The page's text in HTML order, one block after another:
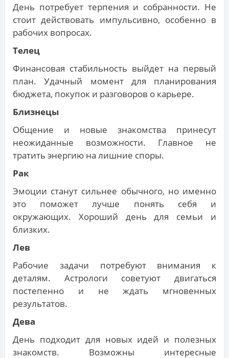
День потребует терпения и собранности. Не
стоит действовать импульсивно, особенно в
рабочих вопросах.
Телец
Финансовая стабильность выйдет на первый
план. Удачный момент для планирования
бюджета, покупок и разговоров о карьере.
Близнецы
Общение и новые знакомства принесут
неожиданные возможности. Главное не
тратить энергию на лишние споры.
Рак
Эмоции станут сильнее обычного, но именно
это поможет лучше понять себя и
окружающих. Хороший день для семьи и
близких.
Лев
Рабочие задачи потребуют внимания к
деталям. Астрологи советуют двигаться
постепенно и не ждать мгновенных
результатов.
Дева
День подходит для новых идей и полезных
знакомств. Возможны интересные